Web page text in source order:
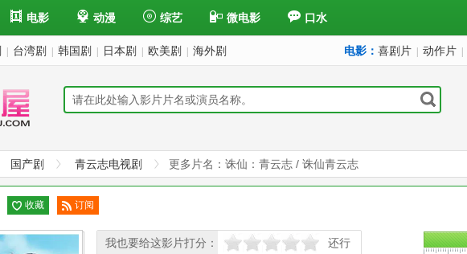
电影 动漫 综艺 微电影 口水
台湾剧 韩国剧 日本剧 欧美剧 海外剧 电影： 喜剧片 动作片
国产剧 青云志电视剧 更多片名：诛仙：青云志 / 诛仙青云志
收藏
订阅
我也要给这影片打分：
很差较差 还行推荐 力荐 还行